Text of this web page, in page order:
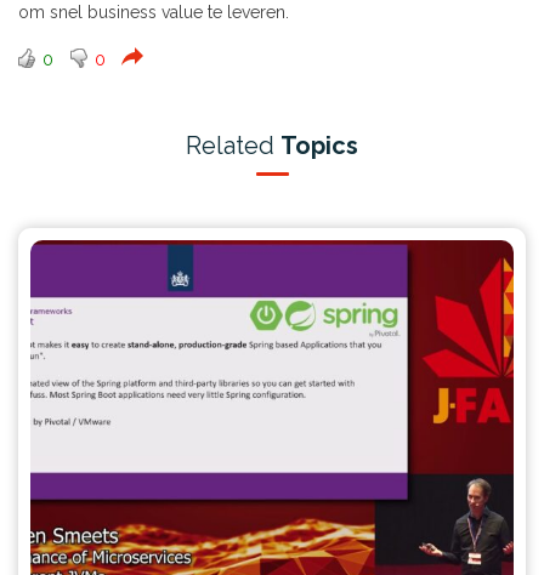
om snel business value te leveren.
0 0
Related Topics